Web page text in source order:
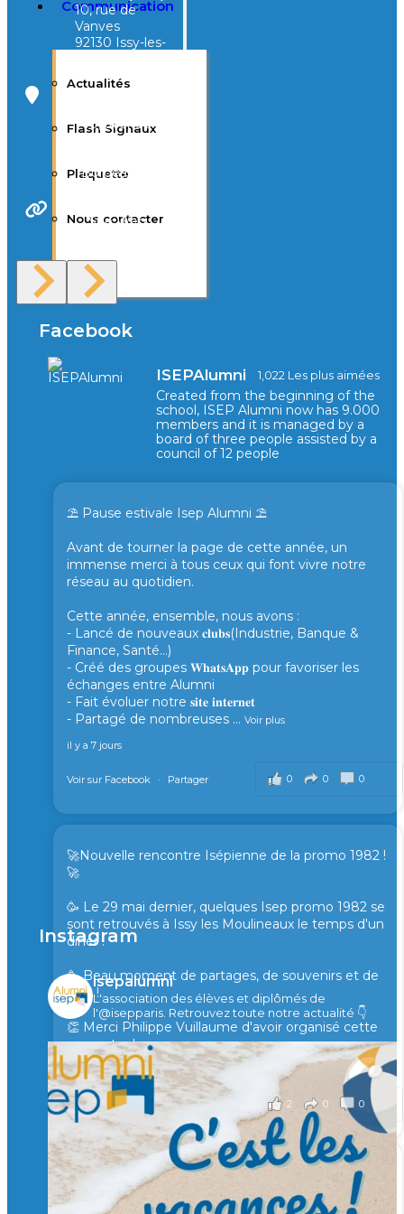
Communication
Actualités
Flash Signaux
Plaquette
Nous contacter
F.A.Q
10, rue de
Vanves
92130 Issy-les-
40, avenue
d’Eysines
Bordeaux
Site Web
Facebook
ISEPAlumni 1,022 Les plus aimées
Created from the beginning of the
school, ISEP Alumni now has 9.000
members and it is managed by a
board of three people assisted by a
council of 12 people
⛱️ Pause estivale Isep Alumni ⛱️
Avant de tourner la page de cette année, un
immense merci à tous ceux qui font vivre notre
réseau au quotidien.
Cette année, ensemble, nous avons :
- Lancé de nouveaux 𝐜𝐥𝐮𝐛𝐬(Industrie, Banque &
Finance, Santé...)
- Créé des groupes 𝐖𝐡𝐚𝐭𝐬𝐀𝐩𝐩 pour favoriser les
échanges entre Alumni
- Fait évoluer notre 𝐬𝐢𝐭𝐞 𝐢𝐧𝐭𝐞𝐫𝐧𝐞𝐭
- Partagé de nombreuses ... Voir plus
il y a 7 jours
0 0 0
Voir sur Facebook · Partager
🚀Nouvelle rencontre Isépienne de la promo 1982 !
🚀
🥳 Le 29 mai dernier, quelques Isep promo 1982 se
sont retrouvés à Issy les Moulineaux le temps d'un
diner !
🥳 Beau moment de partages, de souvenirs et de
rires !
👏 Merci Philippe Vuillaume d'avoir organisé cette
rencontre !
il y a 2 mois
2 0 0
Voir sur Facebook · Partager
🙏 Soutenez l’Isep via la taxe d’apprentissage 2026
et contribuons ensemble à former les générations
d’ingénieurs de demain. 🙏
Instagram
isepalumni
L'association des élèves et diplômés de
l'@isepparis. Retrouvez toute notre actualité 👇